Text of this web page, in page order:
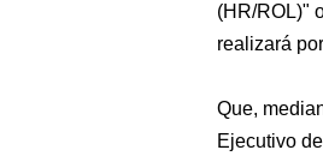
(HR/ROL)"
realizará
Que,
Ejecutivo